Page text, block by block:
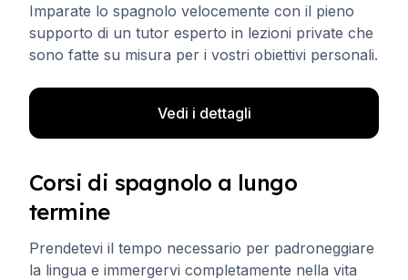
Imparate lo spagnolo velocemente con il pieno
supporto di un tutor esperto in lezioni private che
sono fatte su misura per i vostri obiettivi personali.
Vedi i dettagli
Corsi di spagnolo a lungo
termine
Prendetevi il tempo necessario per padroneggiare
la lingua e immergervi completamente nella vita